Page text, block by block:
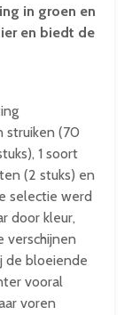
in groen en
en biedt de
struiken (70
1 soort
(2 stuks) en
selectie werd
door kleur,
verschijnen
de bloeiende
vooral
voren